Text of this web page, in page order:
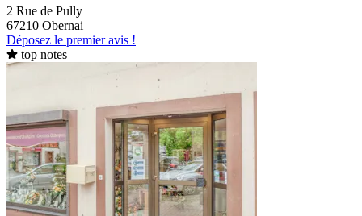
2 Rue de Pully
67210 Obernai
Déposez le premier avis !
top notes